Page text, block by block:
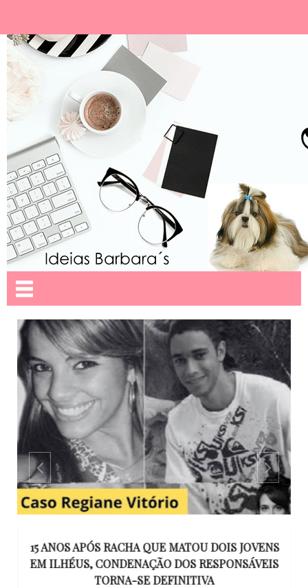
15 ANOS APÓS RACHA QUE MATOU DOIS JOVENS
EM ILHÉUS, CONDENAÇÃO DOS RESPONSÁVEIS
TORNA-SE DEFINITIVA